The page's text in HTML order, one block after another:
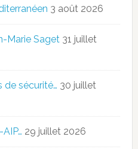
3 août 2026
Marie Saget 31 juillet
de sécurité… 30 juillet
29 juillet 2026